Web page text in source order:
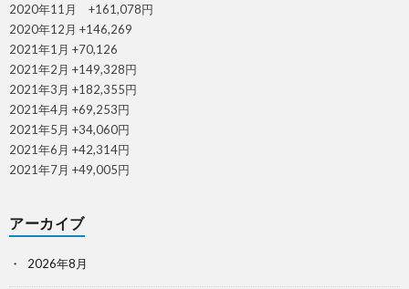
2020年11月 +161,078円
2020年12月 +146,269
2021年1月 +70,126
2021年2月 +149,328円
2021年3月 +182,355円
2021年4月 +69,253円
2021年5月 +34,060円
2021年6月 +42,314円
2021年7月 +49,005円
アーカイブ
2026年8月